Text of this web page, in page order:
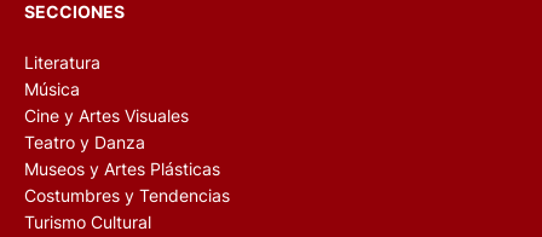
SECCIONES
Literatura
Música
Cine y Artes Visuales
Teatro y Danza
Museos y Artes Plásticas
Costumbres y Tendencias
Turismo Cultural